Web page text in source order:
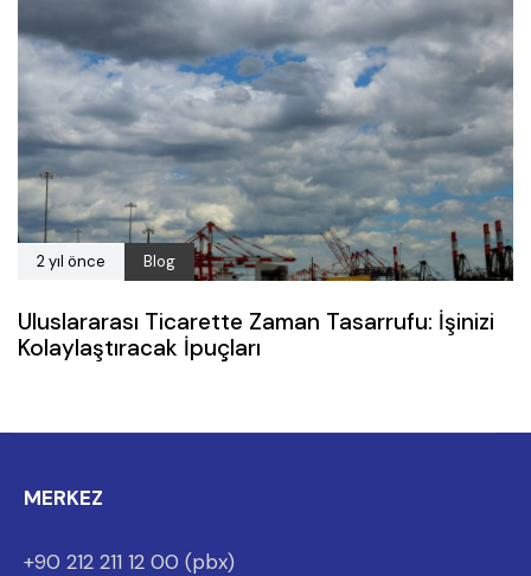
2 yıl önce Blog
Uluslararası Ticarette Zaman Tasarrufu: İşinizi
Kolaylaştıracak İpuçları
MERKEZ
+90 212 211 12 00 (pbx)